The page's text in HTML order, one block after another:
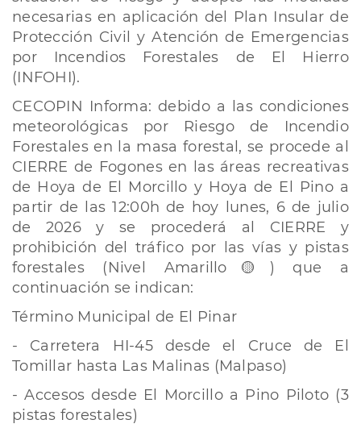
necesarias en aplicación del Plan Insular de
Protección Civil y Atención de Emergencias
por Incendios Forestales de El Hierro
(INFOHI).
CECOPIN Informa: debido a las condiciones
meteorológicas por Riesgo de Incendio
Forestales en la masa forestal, se procede al
CIERRE de Fogones en las áreas recreativas
de Hoya de El Morcillo y Hoya de El Pino a
partir de las 12:00h de hoy lunes, 6 de julio
de 2026 y se procederá al CIERRE y
prohibición del tráfico por las vías y pistas
forestales (Nivel Amarillo🟡) que a
continuación se indican:
Término Municipal de El Pinar
- Carretera HI-45 desde el Cruce de El
Tomillar hasta Las Malinas (Malpaso)
- Accesos desde El Morcillo a Pino Piloto (3
pistas forestales)